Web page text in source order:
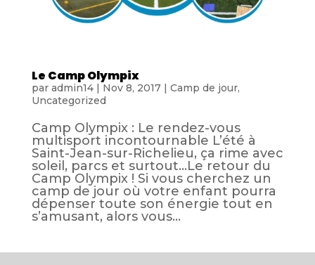
Le Camp Olympix
par admin14| Nov 8, 2017| Camp de jour,
Uncategorized
Camp Olympix : Le rendez-vous
multisport incontournable L’été à
Saint-Jean-sur-Richelieu, ça rime avec
soleil, parcs et surtout…Le retour du
Camp Olympix ! Si vous cherchez un
camp de jour où votre enfant pourra
dépenser toute son énergie tout en
s’amusant, alors vous...